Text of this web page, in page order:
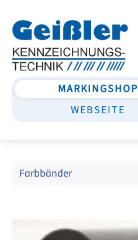
MARKINGSHOP
WEBSEITE
Farbbänder